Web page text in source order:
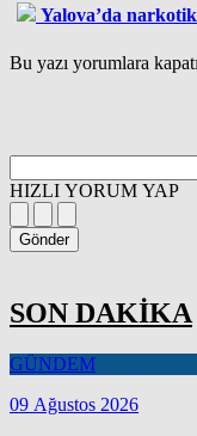
Yalova’da
Bu yazı yorumlara
HIZLI YORUM YAP
Gönder
SON DAKİKA
GÜNDEM
09 Ağustos 2026